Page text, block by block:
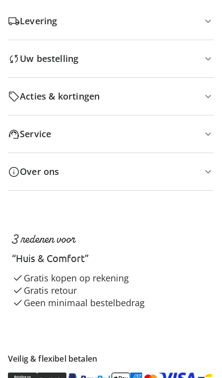
Levering
Uw bestelling
Acties & kortingen
Service
Over ons
Veilig & flexibel betalen
3 redenen voor
“Huis & Comfort”
Gratis kopen op rekening
Gratis retour
Geen minimaal bestelbedrag